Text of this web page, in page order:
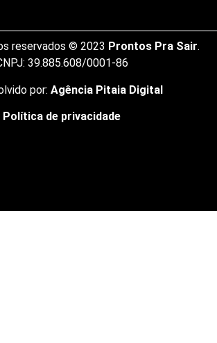
reservados © 2023 Prontos Pra Sair.
39.885.608/0001-86
por: Agência Pitaia Digital
Política de privacidade